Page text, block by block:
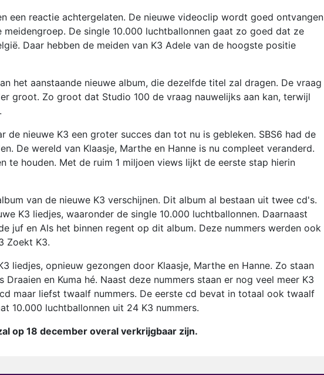
een reactie achtergelaten. De nieuwe videoclip wordt goed ontvangen
De single 10.000 luchtballonnen gaat zo goed dat ze
Daar hebben de meiden van K3 Adele van de hoogste positie
het aanstaande nieuwe album, die dezelfde titel zal dragen. De vraag
groot. Zo groot dat Studio 100 de vraag nauwelijks aan kan, terwijl
de nieuwe K3 een groter succes dan tot nu is gebleken. SBS6 had de
De wereld van Klaasje, Marthe en Hanne is nu compleet veranderd.
te houden. Met de ruim 1 miljoen views lijkt de eerste stap hierin
van de nieuwe K3 verschijnen. Dit album al bestaan uit twee cd's.
K3 liedjes, waaronder de single 10.000 luchtballonnen. Daarnaast
juf en Als het binnen regent op dit album. Deze nummers werden ook
Zoekt K3.
liedjes, opnieuw gezongen door Klaasje, Marthe en Hanne. Zo staan
Draaien en Kuma hé. Naast deze nummers staan er nog veel meer K3
maar liefst twaalf nummers. De eerste cd bevat in totaal ook twaalf
10.000 luchtballonnen uit 24 K3 nummers.
op 18 december overal verkrijgbaar zijn.